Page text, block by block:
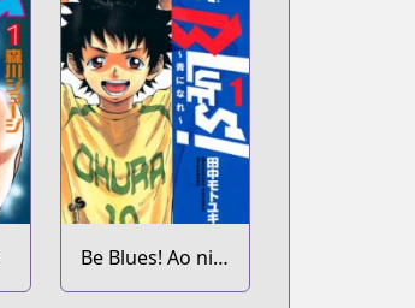
Be Blues! Ao ni
Nare